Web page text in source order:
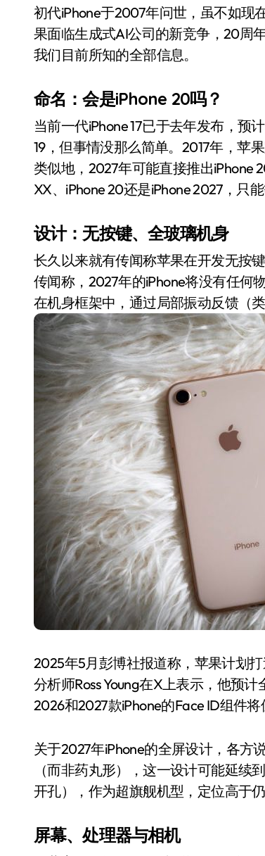
初代iPhone于2007年问世，虽不如现
果面临生成式AI公司的新竞争，20周
我们目前所知的全部信息。
命名：会是iPhone 20吗？
当前一代iPhone 17已于去年发布，预
19，但事情没那么简单。2017年，苹
类似地，2027年可能直接推出iPhone
XX、iPhone 20还是iPhone 2027，只能
设计：无按键、全玻璃机身
长久以来就有传闻称苹果在开发无按
传闻称，2027年的iPhone将没有任何
在机身框架中，通过局部振动反馈（
2025年5月彭博社报道称，苹果计划
分析师Ross Young在X上表示，他预
2026和2027款iPhone的Face ID组件
关于2027年iPhone的全屏设计，各方
（而非药丸形），这一设计可能延
开孔），作为超旗舰机型，定位高于仍
屏幕、处理器与相机